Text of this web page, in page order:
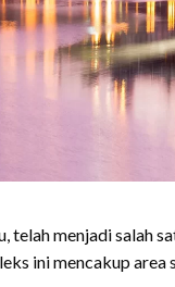
telah menjadi salah
ini mencakup area